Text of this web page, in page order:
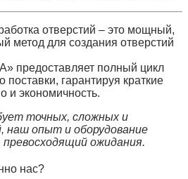
отверстий – это мощный,
метод для создания отверстий
предоставляет полный цикл
поставки, гарантируя краткие
и экономичность.
точных, сложных и
наш опыт и оборудование
ожидания.
нас?